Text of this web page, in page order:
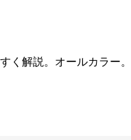
く解説。オールカラー